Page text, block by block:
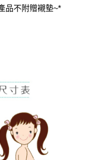
品不附贈襯墊~*